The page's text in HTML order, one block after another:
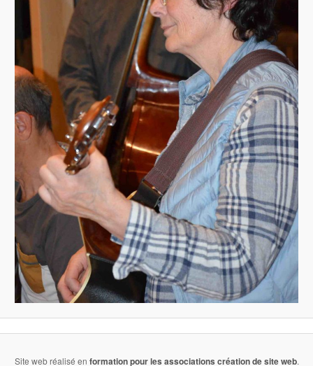
Site web réalisé en formation pour les associations création de site web.